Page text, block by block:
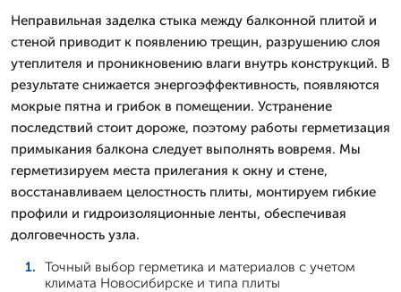
Неправильная заделка стыка между балконной плитой и
стеной приводит к появлению трещин, разрушению слоя
утеплителя и проникновению влаги внутрь конструкций. В
результате снижается энергоэффективность, появляются
мокрые пятна и грибок в помещении. Устранение
последствий стоит дороже, поэтому работы герметизация
примыкания балкона следует выполнять вовремя. Мы
герметизируем места прилегания к окну и стене,
восстанавливаем целостность плиты, монтируем гибкие
профили и гидроизоляционные ленты, обеспечивая
долговечность узла.
Точный выбор герметика и материалов с учетом
климата Новосибирске и типа плиты